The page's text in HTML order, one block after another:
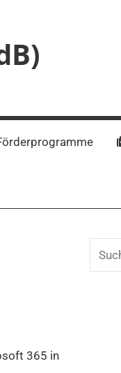
365 in
Suchen
nach: